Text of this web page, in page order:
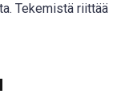
Tekemistä riittää